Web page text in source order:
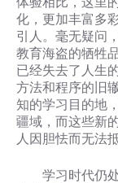
化，更加丰富多
引人。毫无疑问
教育海盗的牺牲
已经失去了人生
方法和程序的旧
知的学习目的地
疆域，而这些新
人因胆怯而无法
学习时代仍处